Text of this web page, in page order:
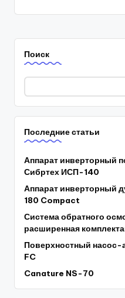
Поиск
Последние статьи
Аппарат инверторный
Сибртех ИСП-140
Аппарат инверторный
180 Compact
Система обратного
расширенная
Поверхностный
FC
Canature NS-70